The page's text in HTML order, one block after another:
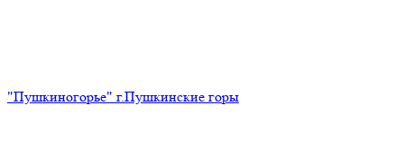
"Пушкиногорье" г.Пушкинские горы